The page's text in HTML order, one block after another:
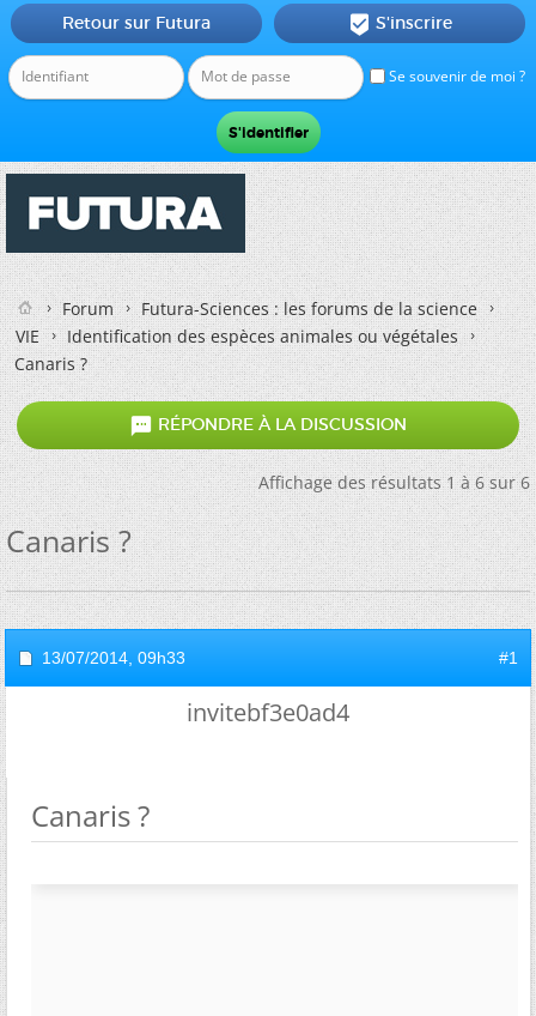
Se souvenir de moi ?
Retour sur Futura  S'inscrire
Forum
Futura-Sciences : les forums de la science
VIE
Identification des espèces animales ou végétales
Canaris ?
 RÉPONDRE À LA DISCUSSION
Affichage des résultats 1 à 6 sur 6
Canaris ?
13/07/2014, 09h33 #1
invitebf3e0ad4
Canaris ?